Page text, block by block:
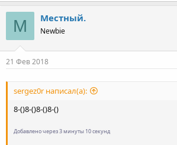
М Местный.
Newbie
21 Фев 2018
sergez0r написал(а):
8-()8-()8-()8-()
Добавлено через 3 минуты 10 секунд